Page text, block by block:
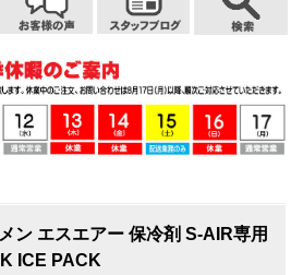
ン エスエアー 保冷剤 S-AIR専用
ICE PACK